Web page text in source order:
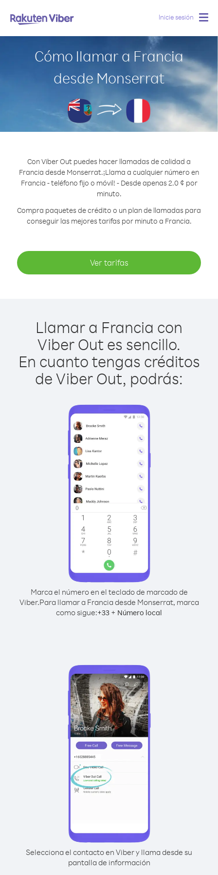
Inicie sesión
Cómo llamar a Francia
desde Monserrat
Con Viber Out puedes hacer llamadas de calidad a
Francia desde Monserrat.¡Llama a cualquier número en
Francia - teléfono fijo o móvil! - Desde apenas 2.0 ¢ por
minuto.
Compra paquetes de crédito o un plan de llamadas para
conseguir las mejores tarifas por minuto a Francia.
Ver tarifas
Llamar a Francia con
Viber Out es sencillo.
En cuanto tengas créditos
de Viber Out, podrás:
Marca el número en el teclado de marcado de
Viber.Para llamar a Francia desde Monserrat, marca
como sigue:+33 + Número local
Selecciona el contacto en Viber y llama desde su
pantalla de información